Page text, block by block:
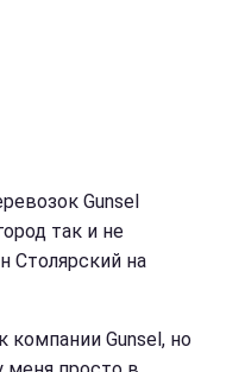
Gunsel
так и не
Столярский на
компании Gunsel, но